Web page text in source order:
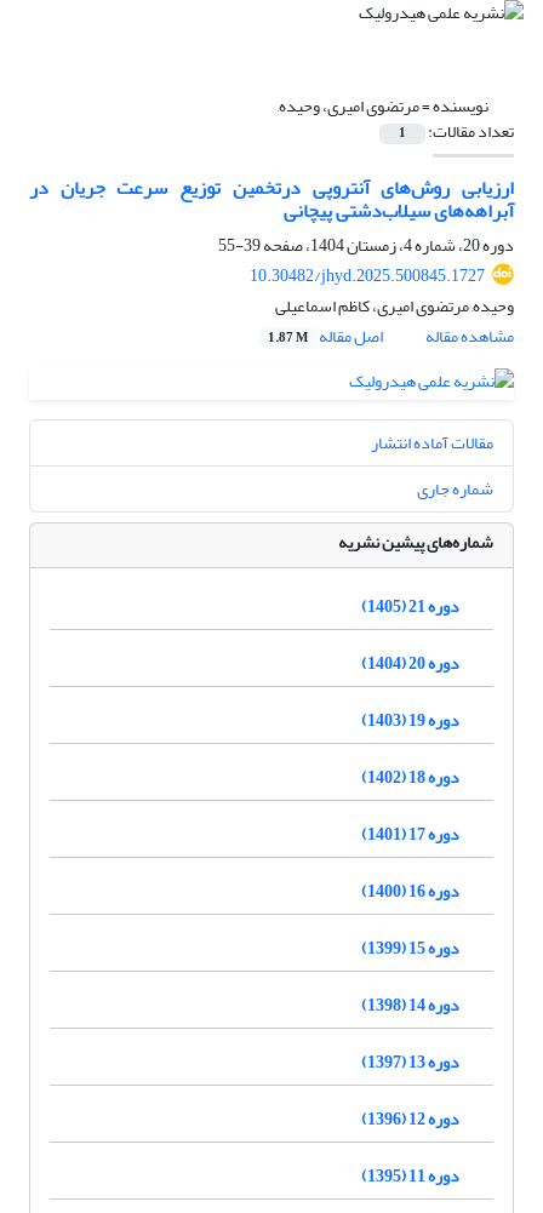
نویسنده =مرتضوی امیری، وحیده,
تعداد مقالات: 1
ارزیابی روش‌های آنتروپی درتخمین توزیع سرعت جریان در
آبراهه‌های سیلاب‌دشتی پیچانی
دوره 20، شماره 4، زمستان 1404، صفحه
39-55
10.30482/jhyd.2025.500845.1727
وحیده, مرتضوی امیری، کاظم اسماعیلی
مشاهده مقاله
اصل مقاله 1.87 M
مقالات آماده انتشار
شماره جاری
شماره‌های پیشین نشریه
دوره 21 (1405)
دوره 20 (1404)
دوره 19 (1403)
دوره 18 (1402)
دوره 17 (1401)
دوره 16 (1400)
دوره 15 (1399)
دوره 14 (1398)
دوره 13 (1397)
دوره 12 (1396)
دوره 11 (1395)